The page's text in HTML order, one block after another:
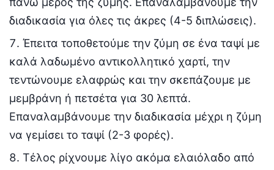
διαδικασία για όλες τις άκρες (4-5 διπλώσεις).
Έπειτα τοποθετούμε την ζύμη σε ένα ταψί με
καλά λαδωμένο αντικολλητικό χαρτί, την
τεντώνουμε ελαφρώς και την σκεπάζουμε με
μεμβράνη ή πετσέτα για 30 λεπτά.
Επαναλαμβάνουμε την διαδικασία μέχρι η ζύμη
να γεμίσει το ταψί (2-3 φορές).
Τέλος ρίχνουμε λίγο ακόμα ελαιόλαδο από